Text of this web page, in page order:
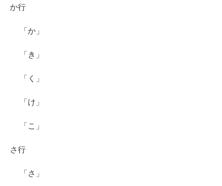
か行
「か」
「き」
「く」
「け」
「こ」
さ行
「さ」